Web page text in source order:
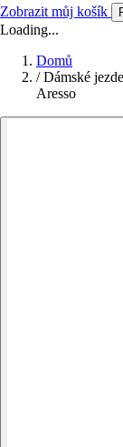
Zobrazit můj košík
Loading...
Domů
/ Dámské
Aresso